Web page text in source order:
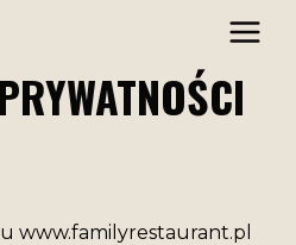
www.familyrestaurant.pl